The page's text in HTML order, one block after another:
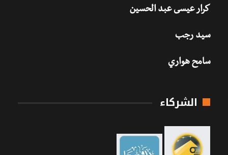
كرار عيسى عبد الحسين
سيد رجب
سامح هواري
الشركاء